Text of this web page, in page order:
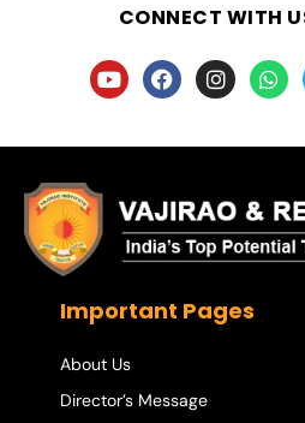
CONNECT WITH
Important Pages
About Us
Director’s Message